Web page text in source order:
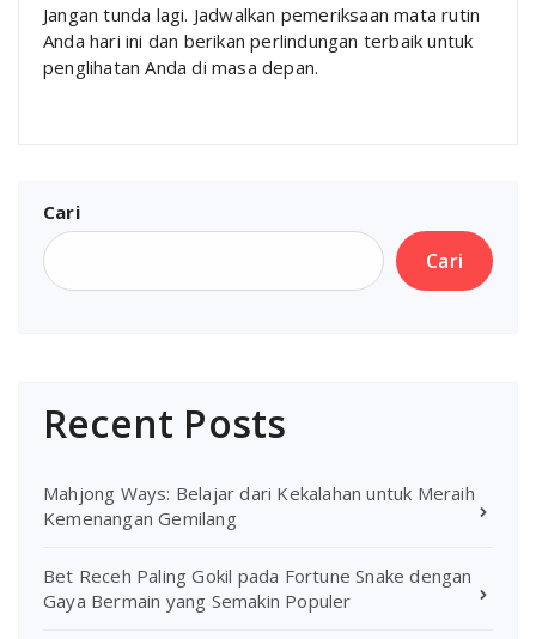
Jangan tunda lagi. Jadwalkan pemeriksaan mata rutin
Anda hari ini dan berikan perlindungan terbaik untuk
penglihatan Anda di masa depan.
Cari
Cari
Recent Posts
Mahjong Ways: Belajar dari Kekalahan untuk Meraih
Kemenangan Gemilang
Bet Receh Paling Gokil pada Fortune Snake dengan
Gaya Bermain yang Semakin Populer